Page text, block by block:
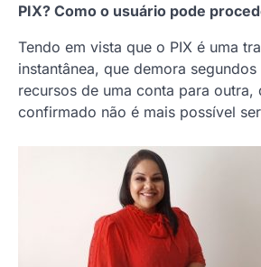
PIX? Como o usuário pode
Tendo em vista que o PIX é uma
instantânea, que demora
recursos de uma conta para outra,
confirmado não é mais possível